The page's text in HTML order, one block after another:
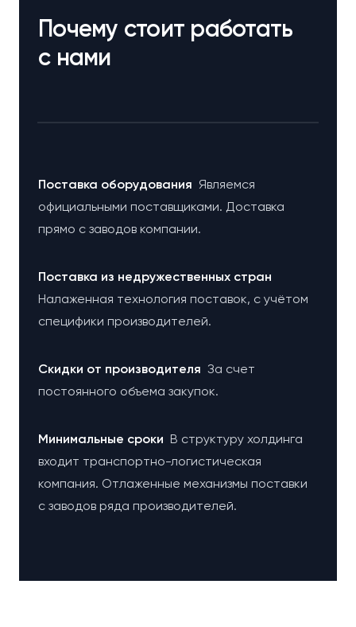
Почему стоит работать
с нами
Поставка оборудования Являемся
официальными поставщиками. Доставка
прямо с заводов компании.
Поставка из недружественных стран
Налаженная технология поставок, с учётом
специфики производителей.
Cкидки от производителя За счет
постоянного объема закупок.
Минимальные сроки В структуру холдинга
входит транспортно-логистическая
компания. Отлаженные механизмы поставки
с заводов ряда производителей.